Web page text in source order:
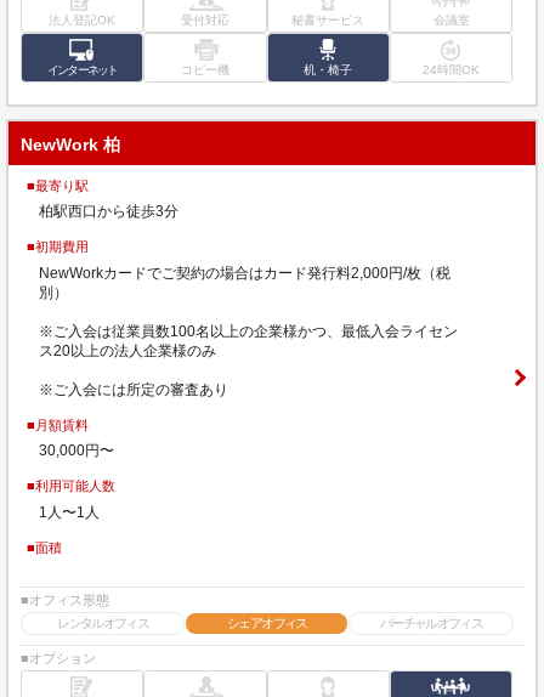
法人登記OK 受付対応 秘書サービス 会議室
インターネット コピー機 机・椅子 24時間OK
NewWork 柏
■最寄り駅
柏駅西口から徒歩3分
■初期費用
NewWorkカードでご契約の場合はカード発行料2,000円/枚（税
別）
※ご入会は従業員数100名以上の企業様かつ、最低入会ライセン
ス20以上の法人企業様のみ
※ご入会には所定の審査あり
■月額賃料
30,000円〜
■利用可能人数
1人〜1人
■面積
■オフィス形態
レンタルオフィス
シェアオフィス バーチャルオフィス
■オプション